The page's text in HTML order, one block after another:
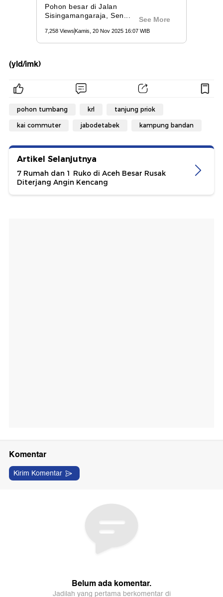
(yld/imk)
pohon tumbang krl tanjung priok
kai commuter jabodetabek kampung bandan
Artikel Selanjutnya
7 Rumah dan 1 Ruko di Aceh Besar Rusak
Diterjang Angin Kencang